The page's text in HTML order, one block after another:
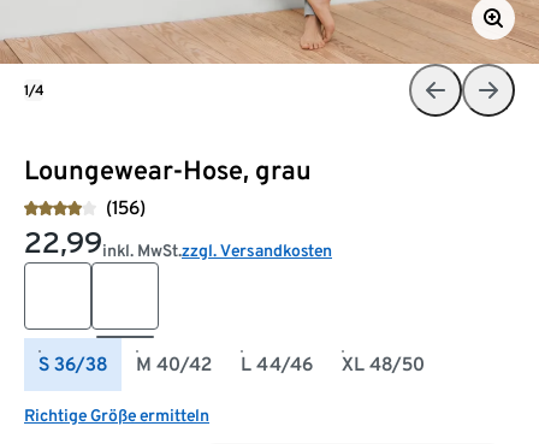
Loungewear-Hose, grau
(156)
22,99inkl. MwSt.zzgl. Versandkosten
S 36/38 M 40/42 L 44/46 XL 48/50
Richtige Größe ermitteln
1/4